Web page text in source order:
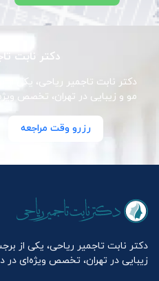
دکتر نابت
دکتر نابت تاجمیر ریاحی، یکی
مو و زیبایی در تهران، تخصص
رزرو وقت مراجعه
دکتر نابت تاجمیر ریاحی، یکی از
زیبایی در تهران، تخصص ویژه‌ای